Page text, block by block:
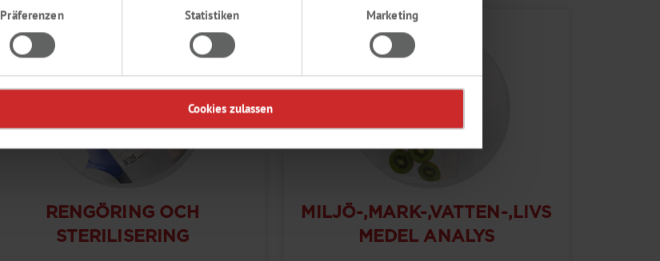
Präferenzen Statistiken Marketing
Cookies zulassen
RENGÖRING OCH
STERILISERING
MILJÖ-,MARK-,VATTEN-,LIVS
MEDEL ANALYS